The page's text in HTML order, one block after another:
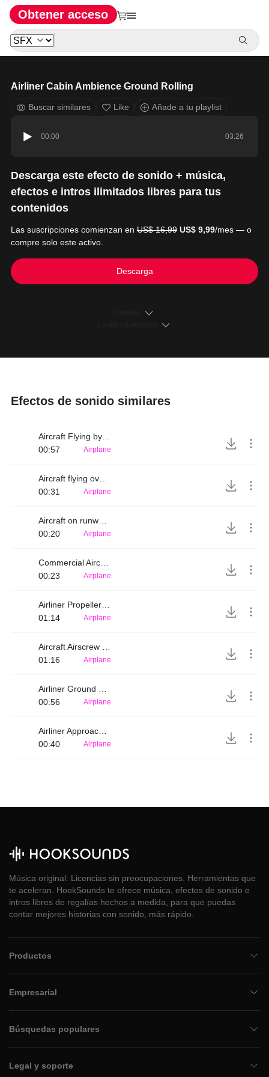
Obtener acceso
Airliner Cabin Ambience Ground Rolling
Buscar similares Like Añade a tu playlist
00:00 03:26
Descarga este efecto de sonido + música,
efectos e intros ilimitados libres para tus
contenidos
Las suscripciones comienzan en US$ 16,99 US$ 9,99/mes — o
compre solo este activo.
Descarga
Efectos de sonido similares
Aircraft Flying by Far
00:57
Airplane
Aircraft flying over with whirring sound
00:31
Airplane
Aircraft on runway lifting off
00:20
Airplane
Commercial Aircraft Lifting Off and Whirring
00:23
Airplane
Airliner Propeller Engine Noise
01:14
Airplane
01:16
Airplane
00:56
Airplane
Airliner Approaching Lifting Off
00:40
Airplane
Música original. Licencias sin preocupaciones. Herramientas que
te aceleran. HookSounds te ofrece música, efectos de sonido e
intros libres de regalías hechos a medida, para que puedas
contar mejores historias con sonido, más rápido.
Productos
Empresarial
Búsquedas populares
Legal y soporte